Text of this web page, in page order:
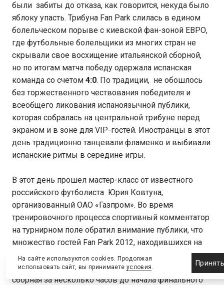
были забиты до отказа, как говорится, некуда было
яблоку упасть. Трибуна Fan Park слилась в едином
болельческом порыве с киевской фан-зоной ЕВРО,
где футбольные болельщики из многих стран не
скрывали свое восхищение итальянской сборной,
но по итогам матча победу одержала испанская
команда со счетом 4:0. По традиции, не обошлось
без торжественного чествования победителя и
всеобщего ликования испаноязычной публики,
которая собралась на центральной трибуне перед
экраном и в зоне для VIP-гостей. Иностранцы в этот
день традиционно танцевали фламенко и выбивали
испанские ритмы в середине игры.
В этот день прошел мастер-класс от известного
российского футболиста Юрия Ковтуна,
организованный ОАО «Газпром». Во время
тренировочного процесса спортивный комментатор
на турнирном поле обратил внимание публики, что
множество гостей Fan Park 2012, находившихся на
площадке, поддерживают команду «спагетти».
Именно такое название получила итальянская
сборная за несколько часов до начала финального
На сайте используются cookies. Продолжая
использовать сайт, вы принимаете условия.
Принять